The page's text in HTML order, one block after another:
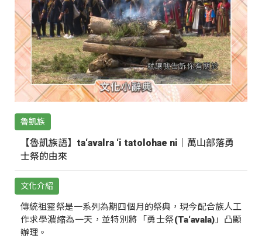
魯凱族
【魯凱族語】ta‘avalra ‘i tatolohae ni｜萬山部落勇
士祭的由來
文化介紹
傳統祖靈祭是一系列為期四個月的祭典，現今配合族人工
作求學濃縮為一天，並特別將「勇士祭(Ta‘avala)」凸顯
辦理。